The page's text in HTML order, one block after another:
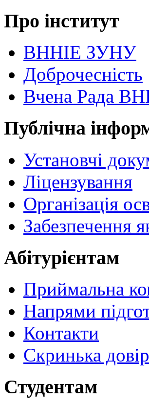
Про інститут
ВННІЕ ЗУНУ
Доброчесність
Вчена Рада
Публічна
Установчі
Ліцензування
Організація
Забезпечення
Абітурієнтам
Приймальна
Напрями
Контакти
Скринька
Студентам